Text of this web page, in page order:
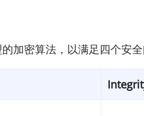
加密算法，以满足四个安